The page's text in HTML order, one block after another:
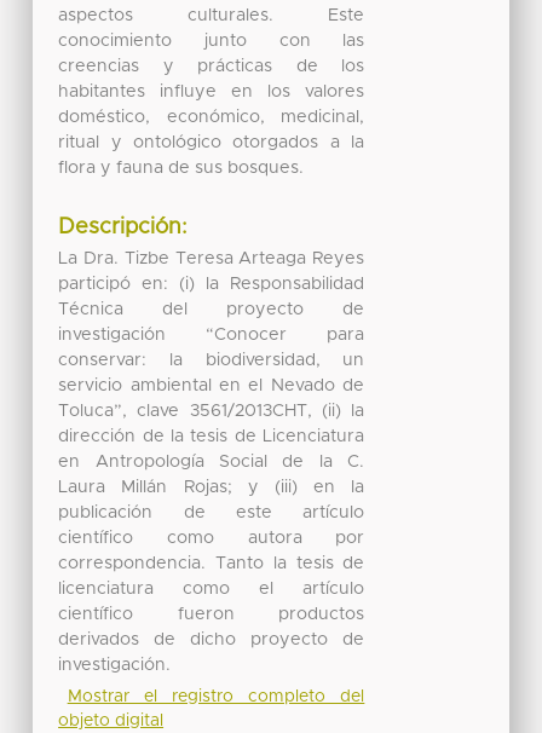
aspectos culturales. Este
conocimiento junto con las
creencias y prácticas de los
habitantes influye en los valores
doméstico, económico, medicinal,
ritual y ontológico otorgados a la
flora y fauna de sus bosques.
Descripción:
La Dra. Tizbe Teresa Arteaga Reyes
participó en: (i) la Responsabilidad
Técnica del proyecto de
investigación “Conocer para
conservar: la biodiversidad, un
servicio ambiental en el Nevado de
Toluca”, clave 3561/2013CHT, (ii) la
dirección de la tesis de Licenciatura
en Antropología Social de la C.
Laura Millán Rojas; y (iii) en la
publicación de este artículo
científico como autora por
correspondencia. Tanto la tesis de
licenciatura como el artículo
científico fueron productos
derivados de dicho proyecto de
investigación.
Mostrar el registro completo del
objeto digital